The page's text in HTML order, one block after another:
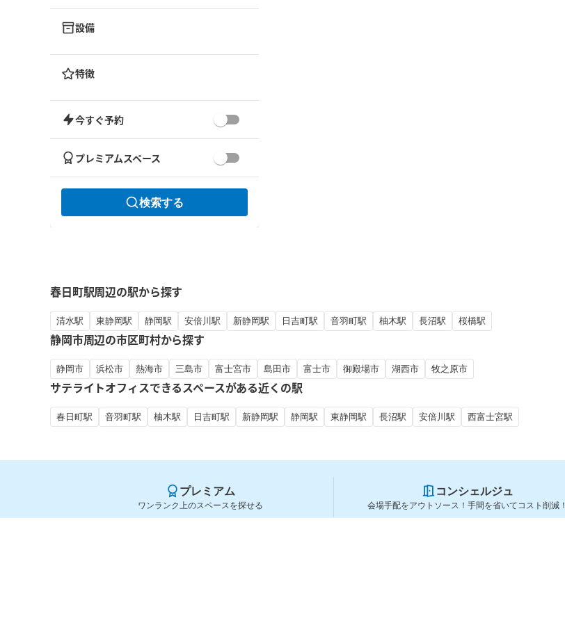
設備
特徴
今すぐ予約
プレミアムスペース
検索する
春日町駅周辺の駅から探す
清水駅 東静岡駅 静岡駅 安倍川駅 新静岡駅 日吉町駅 音羽町駅 柚木駅 長沼駅 桜橋駅
静岡市周辺の市区町村から探す
静岡市 浜松市 熱海市 三島市 富士宮市 島田市 富士市 御殿場市 湖西市 牧之原市
サテライトオフィスできるスペースがある近くの駅
春日町駅 音羽町駅 柚木駅 日吉町駅 新静岡駅 静岡駅 東静岡駅 長沼駅 安倍川駅 西富士宮駅
プレミアム
ワンランク上のスペースを探せる
コンシェルジュ
会場手配をアウトソース！手間を省いてコスト削減！